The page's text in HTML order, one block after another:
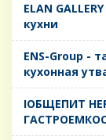
ELAN
кухни
ENS-Group -
кухонная
IОБЩЕПИТ